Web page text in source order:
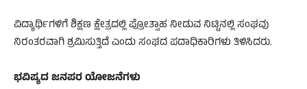
ವಿದ್ಯಾರ್ಥಿಗಳಿಗೆ ಶಿಕ್ಷಣ ಕ್ಷೇತ್ರದಲ್ಲಿ ಪ್ರೋತ್ಸಾಹ ನೀಡುವ ನಿಟ್ಟಿನಲ್ಲಿ ಸಂಘವು
ನಿರಂತರವಾಗಿ ಶ್ರಮಿಸುತ್ತಿದೆ ಎಂದು ಸಂಘದ ಪದಾಧಿಕಾರಿಗಳು ತಿಳಿಸಿದರು.
​ಭವಿಷ್ಯದ ಜನಪರ ಯೋಜನೆಗಳು